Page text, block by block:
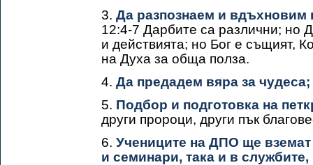
3. Да разпознаем и вдъхновим
12:4-7 Дарбите са различни; но
и действията; но Бог е същият,
на Духа за обща полза.
4. Да предадем вяра за чудеса;
5. Подбор и подготовка на
други пророци, други пък
6. Учениците на ДПО ще вземат
и семинари, така и в